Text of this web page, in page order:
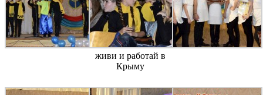
живи и работай в
Крыму